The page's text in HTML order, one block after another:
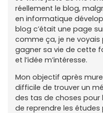
réellement le blog,
en informatique
blog c’était une page
comme ça, je ne
gagner sa vie de cette
et l’idée m’intéresse.
Mon objectif après
difficile de trouver un
des tas de choses pour
de reprendre les études